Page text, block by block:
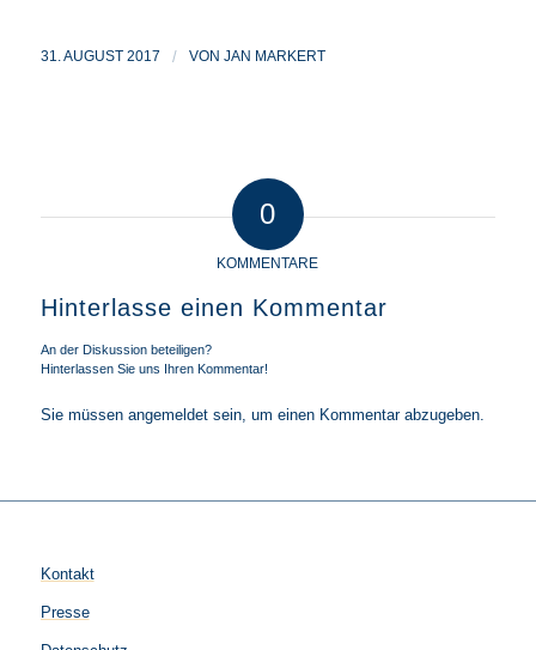
31. AUGUST 2017 / VON JAN MARKERT
0
KOMMENTARE
Hinterlasse einen Kommentar
An der Diskussion beteiligen?
Hinterlassen Sie uns Ihren Kommentar!
Sie müssen angemeldetsein, um einen Kommentar abzugeben.
Kontakt
Presse